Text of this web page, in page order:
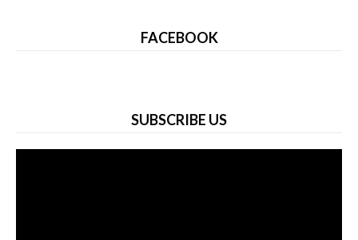
FACEBOOK
SUBSCRIBE US